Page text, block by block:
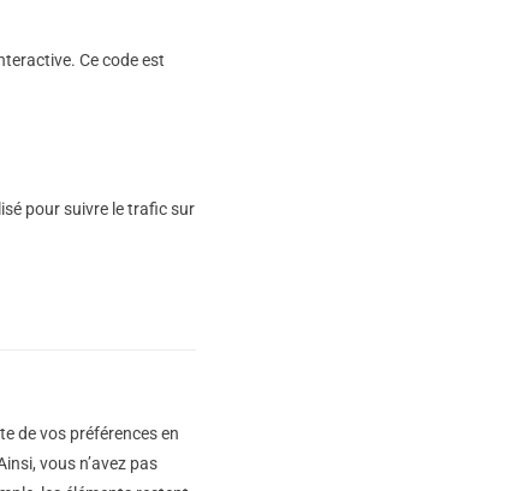
Ce code est
pour suivre le trafic sur
de vos préférences en
vous n’avez pas